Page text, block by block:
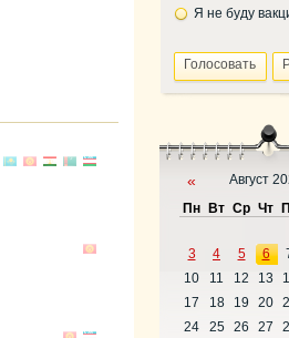
Я не буду
« Август
Пн Вт Ср Чт
3
4 5 6
10
11 12 13
17
18 19 20
24
25 26 27